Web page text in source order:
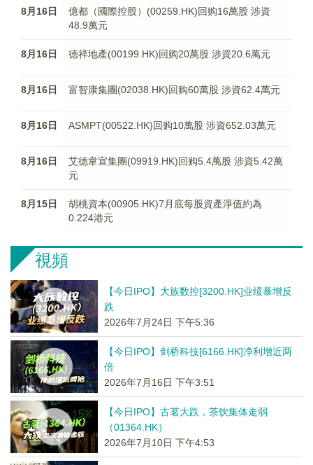
8月16日
億都（國際控股）(00259.HK)回购16萬股 涉資
48.9萬元
8月16日 德祥地產(00199.HK)回购20萬股 涉資20.6萬元
8月16日 富智康集團(02038.HK)回购60萬股 涉資62.4萬元
8月16日 ASMPT(00522.HK)回购10萬股 涉資652.03萬元
8月16日
艾德韋宣集團(09919.HK)回购5.4萬股 涉資5.42萬
元
8月15日
胡桃資本(00905.HK)7月底每股資產淨值約為
0.224港元
視頻
【今日IPO】大族数控[3200.HK]业绩暴增反
跌
2026年7月24日 下午5:36
【今日IPO】剑桥科技[6166.HK]净利增近两
倍
2026年7月16日 下午3:51
【今日IPO】古茗大跌，茶饮集体走弱
（01364.HK）
2026年7月10日 下午4:53